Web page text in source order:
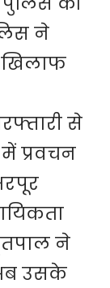
ने
से
प्रवचन
ने
उसके